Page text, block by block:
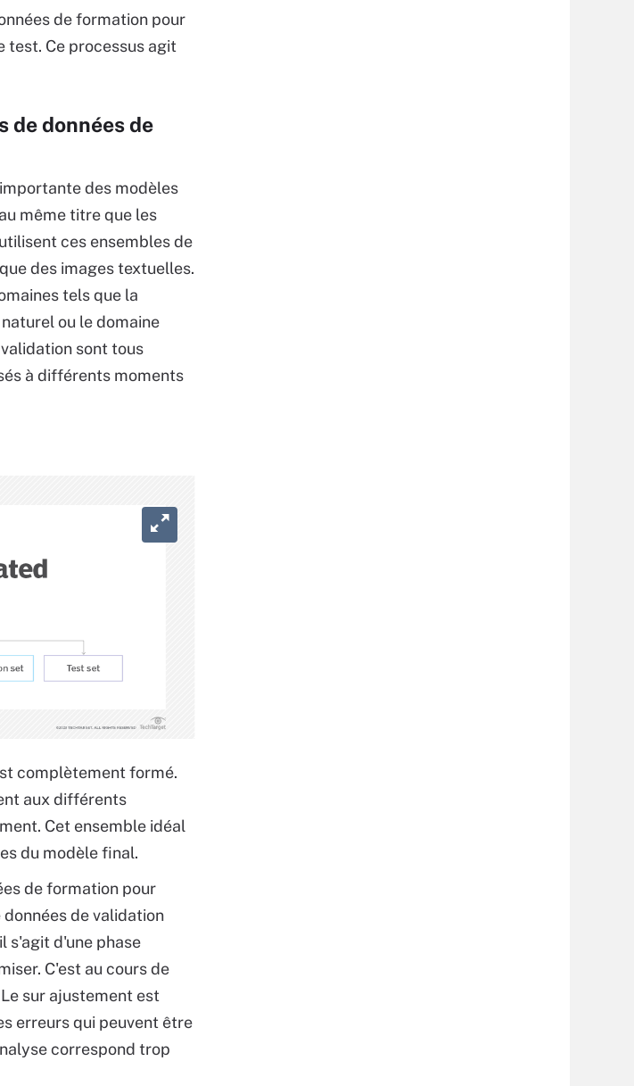
de formation pour
test. Ce processus agit
de données de
des modèles
même titre que les
ces ensembles de
des images textuelles.
tels que la
ou le domaine
sont tous
à différents moments
complètement formé.
aux différents
Cet ensemble idéal
du modèle final.
de formation pour
de validation
s'agit d'une phase
C'est au cours de
sur ajustement est
erreurs qui peuvent être
correspond trop